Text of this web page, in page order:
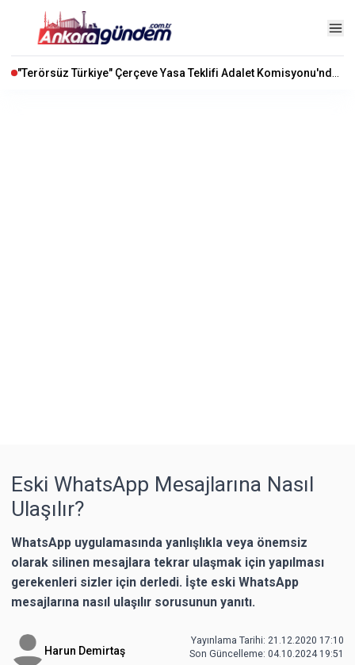
Eski WhatsApp Mesajlarına Nasıl
Ulaşılır?
WhatsApp uygulamasında yanlışlıkla veya önemsiz
olarak silinen mesajlara tekrar ulaşmak için yapılması
gerekenleri sizler için derledi. İşte eski WhatsApp
mesajlarına nasıl ulaşılır sorusunun yanıtı.
Harun Demirtaş
Yayınlama Tarihi: 21.12.2020 17:10
Son Güncelleme: 04.10.2024 19:51